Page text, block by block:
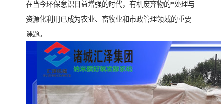
在当今环保意识日益增强的时代，有机废弃物的*处理与
资源化利用已成为农业、畜牧业和市政管理领域的重要
课题。